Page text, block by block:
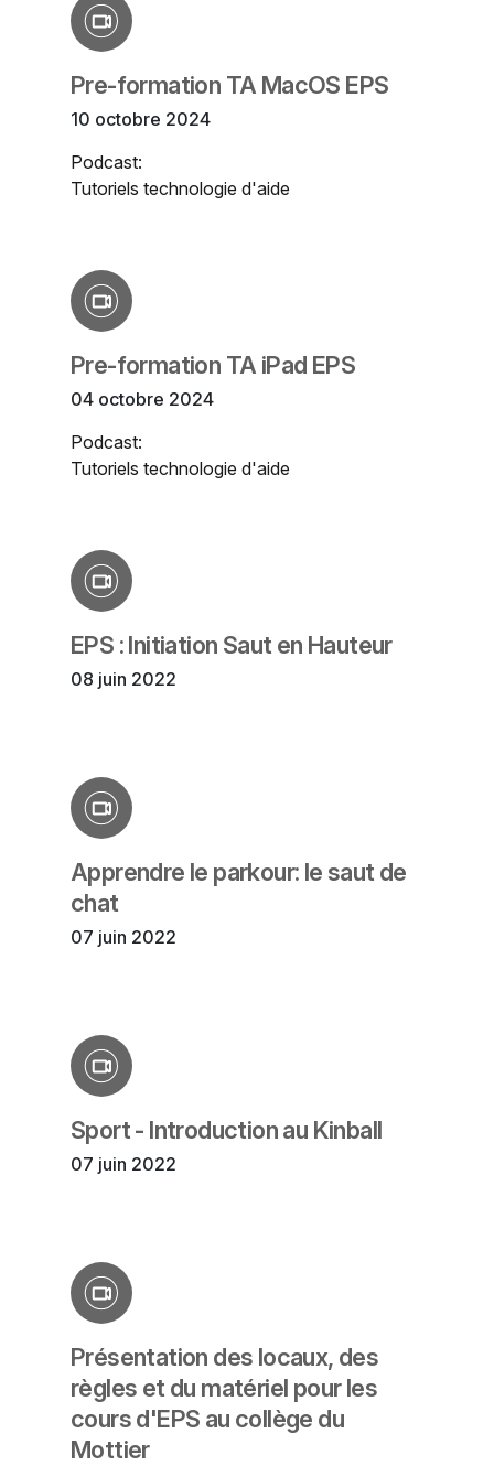
Pre-formation TA MacOS EPS
10 octobre 2024
Podcast:
Tutoriels technologie d'aide
Pre-formation TA iPad EPS
04 octobre 2024
Podcast:
Tutoriels technologie d'aide
EPS : Initiation Saut en Hauteur
08 juin 2022
Apprendre le parkour: le saut de
chat
07 juin 2022
Sport - Introduction au Kinball
07 juin 2022
Présentation des locaux, des
règles et du matériel pour les
cours d'EPS au collège du
Mottier